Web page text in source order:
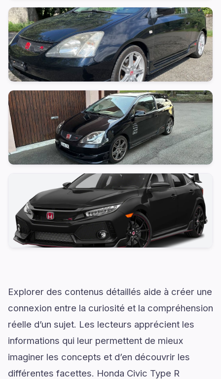
Explorer des contenus détaillés aide à créer une
connexion entre la curiosité et la compréhension
réelle d’un sujet. Les lecteurs apprécient les
informations qui leur permettent de mieux
imaginer les concepts et d’en découvrir les
différentes facettes. Honda Civic Type R